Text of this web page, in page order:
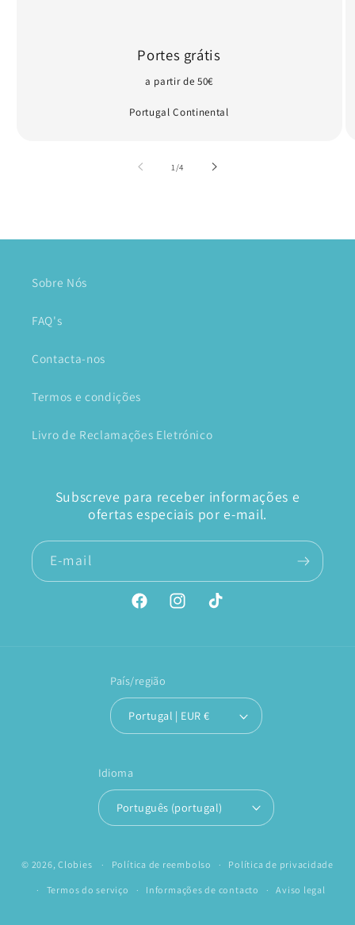
Portes grátis
a partir de 50€
Portugal Continental
1 /de
4
Sobre Nós
FAQ's
Contacta-nos
Termos e condições
Livro de Reclamações Eletrónico
Subscreve para receber informações e
ofertas especiais por e-mail.
E-mail
FacebookInstagramTikTok
País/região
Portugal | EUR €
Idioma
Português (portugal)
© 2026,Clobies Política de reembolso Política de privacidade
Termos do serviço Informações de contacto Aviso legal